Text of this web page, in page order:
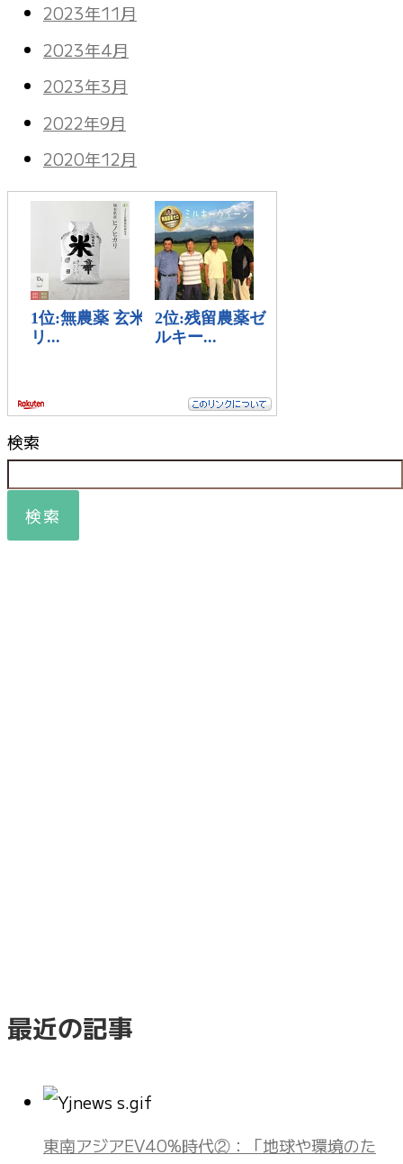
2023年11月
2023年4月
2023年3月
2022年9月
2020年12月
検索
検索
最近の記事
東南アジアEV40%時代②：「地球や環境のた